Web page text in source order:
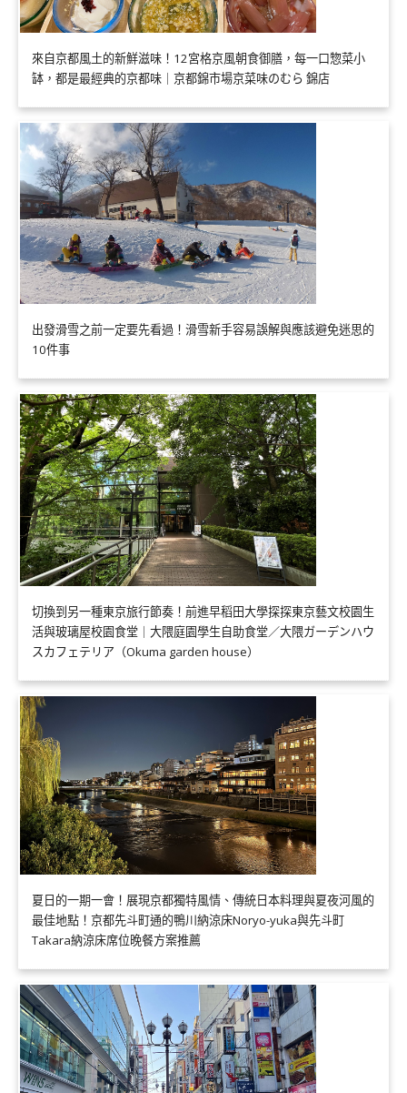
來自京都風土的新鮮滋味！12宮格京風朝食御膳，每一口惣菜小
缽，都是最經典的京都味｜京都錦市場京菜味のむら 錦店
出發滑雪之前一定要先看過！滑雪新手容易誤解與應該避免迷思的
10件事
切換到另一種東京旅行節奏！前進早稻田大學探探東京藝文校園生
活與玻璃屋校園食堂｜大隈庭園學生自助食堂／大隈ガーデンハウ
スカフェテリア（Okuma garden house）
夏日的一期一會！展現京都獨特風情、傳統日本料理與夏夜河風的
最佳地點！京都先斗町通的鴨川納涼床Noryo-yuka與先斗町
Takara納涼床席位晚餐方案推薦